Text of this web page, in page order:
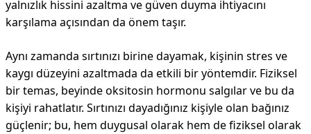
yalnızlık hissini azaltma ve güven duyma ihtiyacını
karşılama açısından da önem taşır.
Aynı zamanda sırtınızı birine dayamak, kişinin stres ve
kaygı düzeyini azaltmada da etkili bir yöntemdir. Fiziksel
bir temas, beyinde oksitosin hormonu salgılar ve bu da
kişiyi rahatlatır. Sırtınızı dayadığınız kişiyle olan bağınız
güçlenir; bu, hem duygusal olarak hem de fiziksel olarak